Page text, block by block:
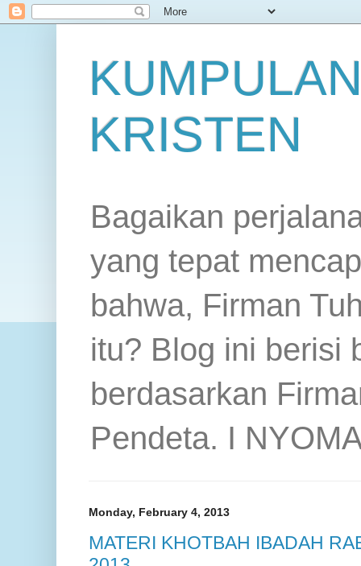
KRISTEN
Bagaikan
yang tepat
bahwa, Firman
itu? Blog ini berisi
berdasarkan
Pendeta. I
Monday, February 4, 2013
MATERI KHOTBAH IBADAH